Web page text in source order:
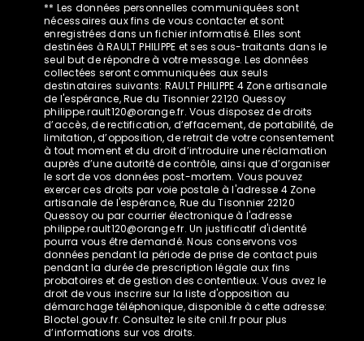
** Les données personnelles communiquées sont
nécessaires aux fins de vous contacter et sont
enregistrées dans un fichier informatisé. Elles sont
destinées à RAULT PHILIPPE et ses sous-traitants dans le
seul but de répondre à votre message. Les données
collectées seront communiquées aux seuls
destinataires suivants: RAULT PHILIPPE 4 Zone artisanale
de l'espérance, Rue du Tisonnier 22120 Quessoy
philippe.rault120@orange.fr. Vous disposez de droits
d’accès, de rectification, d’effacement, de portabilité, de
limitation, d’opposition, de retrait de votre consentement
à tout moment et du droit d’introduire une réclamation
auprès d’une autorité de contrôle, ainsi que d’organiser
le sort de vos données post-mortem. Vous pouvez
exercer ces droits par voie postale à l'adresse 4 Zone
artisanale de l'espérance, Rue du Tisonnier 22120
Quessoy ou par courrier électronique à l'adresse
philippe.rault120@orange.fr. Un justificatif d'identité
pourra vous être demandé. Nous conservons vos
données pendant la période de prise de contact puis
pendant la durée de prescription légale aux fins
probatoires et de gestion des contentieux. Vous avez le
droit de vous inscrire sur la liste d'opposition au
démarchage téléphonique, disponible à cette adresse:
Bloctel.gouv.fr. Consultez le site cnil.fr pour plus
d’informations sur vos droits.